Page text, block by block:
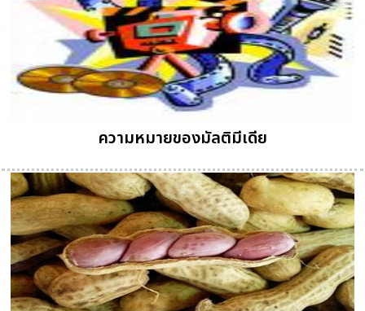
ความหมายของมัลติมีเดีย